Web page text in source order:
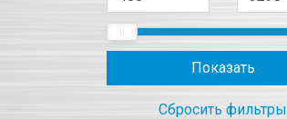
Показать
Сбросить фильтры